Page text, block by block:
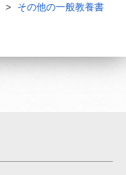
その他の一般教養書